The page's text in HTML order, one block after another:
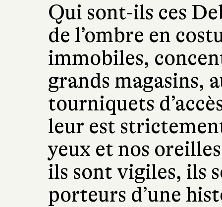
Qui sont-ils ces
de l’ombre en
immobiles,
grands magasins,
tourniquets
leur est
yeux et nos
ils sont vigiles, ils
porteurs d’une